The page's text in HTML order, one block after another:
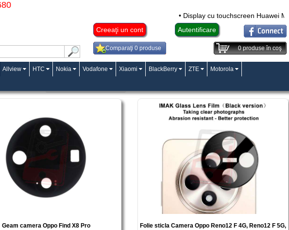
• Display cu touchscreen Huawei
Creeaţi un cont
Autentificare
Comparaţi 0 produse 0produse în coş
Allview HTC Nokia Vodafone Xiaomi BlackBerry ZTE Motorola
Geam camera Oppo Find X8 Pro
Folie sticla Camera Oppo Reno12 F 4G, Reno12 F 5G,